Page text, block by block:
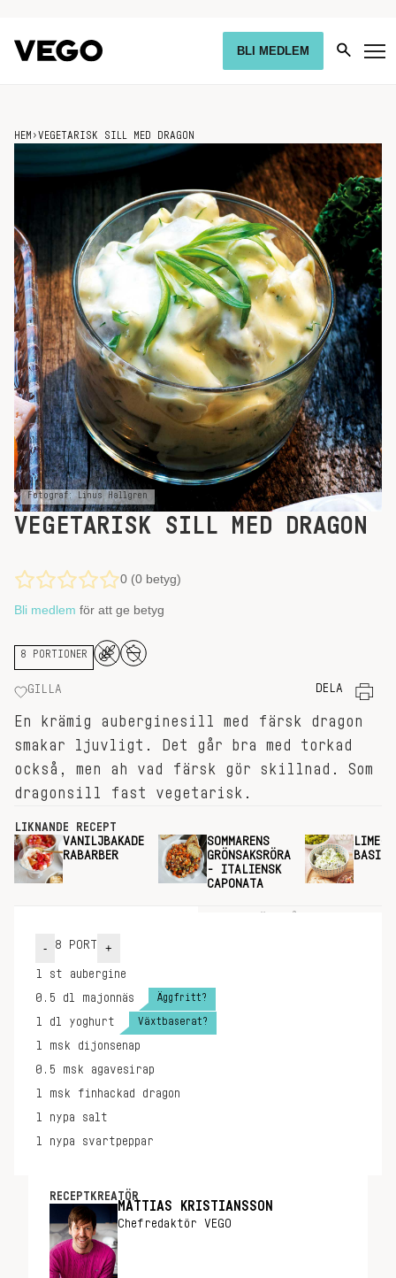
BLI MEDLEM
HEM ›VEGETARISK SILL MED DRAGON
Fotograf: Linus Hallgren
VEGETARISK SILL MED DRAGON
0 (0 betyg)
Bli medlem för att ge betyg
8 PORTIONER
GILLA DELA
En krämig auberginesill med färsk dragon
smakar ljuvligt. Det går bra med torkad
också, men ah vad färsk gör skillnad. Som
dragonsill fast vegetarisk.
LIKNANDE RECEPT
VANILJBAKADE
RABARBER
SOMMARENS
GRÖNSAKSRÖRA
- ITALIENSK
CAPONATA
LIME-
- 8 PORT +
1 st
aubergine
0.5 dl majonnäs Äggfritt?
1 dl yoghurt Växtbaserat?
1 msk
dijonsenap
0.5 msk
agavesirap
1 msk
finhackad dragon
1 nypa
salt
1 nypa svartpeppar
RECEPTKREATÖR
MATTIAS KRISTIANSSON
Chefredaktör VEGO